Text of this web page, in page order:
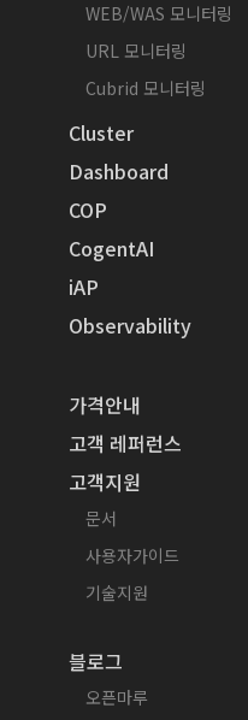
WEB/WAS 모니터링
URL 모니터링
Cubrid 모니터링
Cluster
Dashboard
COP
CogentAI
iAP
Observability
가격안내
고객 레퍼런스
고객지원
문서
사용자가이드
기술지원
블로그
오픈마루